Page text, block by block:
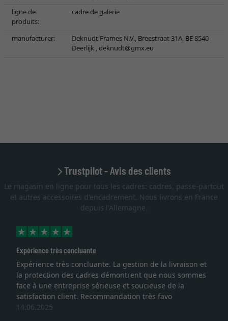
ligne de
produits:
cadre de galerie
manufacturer:
Deknudt Frames N.V., Breestraat 31A, BE 8540
Deerlijk , deknudt@gmx.eu
Trustpilot - Avis des clients
Le magasin en ligne pour tous les cadres: cadres, passe-partout
et autres accessoires d'encadrement. Nous livrons en France
depuis l'Allemagne.
Expérience très concluante
Expérience très concluante. La gestion de la livraison et
la protection des cadres démontrent que nous sommes
face à une entreprise sérieuse et soucieuse de la
satisfaction client. Recommandation très favo
14.06.2025